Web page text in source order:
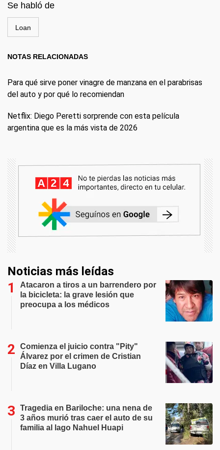
Se habló de
Loan
NOTAS RELACIONADAS
Para qué sirve poner vinagre de manzana en el parabrisas
del auto y por qué lo recomiendan
Netflix: Diego Peretti sorprende con esta película
argentina que es la más vista de 2026
Noticias más leídas
Atacaron a tiros a un barrendero por
la bicicleta: la grave lesión que
preocupa a los médicos
Comienza el juicio contra "Pity"
Álvarez por el crimen de Cristian
Díaz en Villa Lugano
Tragedia en Bariloche: una nena de
3 años murió tras caer el auto de su
familia al lago Nahuel Huapi